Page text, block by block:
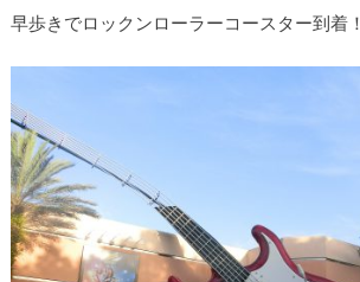
早歩きでロックンローラーコースター到着！